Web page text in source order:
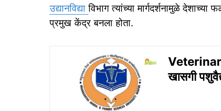
उद्यानविद्याविभाग त्यांच्या मार्गदर्शनामुळे
प्रमुख केंद्र बनला होता.
खासगी